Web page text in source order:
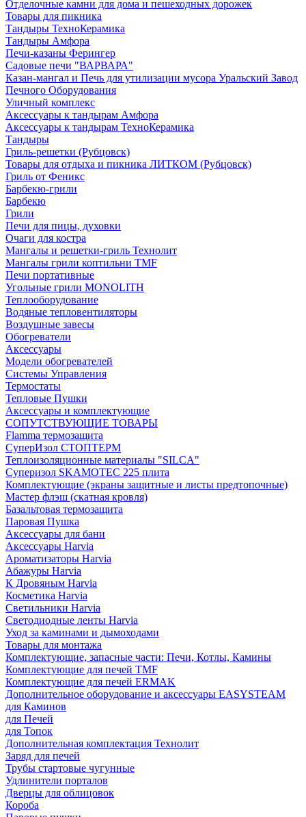
Отделочные камни для дома и пешеходных дорожек
Товары для пикника
Тандыры ТехноКерамика
Тандыры Амфора
Печи-казаны Ферингер
Садовые печи "ВАРВАРА"
Казан-мангал и Печь для утилизации мусора Уральский Завод
Печного Оборудования
Уличный комплекс
Аксессуары к тандырам Амфора
Аксессуары к тандырам ТехноКерамика
Тандыры
Гриль-решетки (Рубцовск)
Товары для отдыха и пикника ЛИТКОМ (Рубцовск)
Гриль от Феникс
Барбекю-грили
Барбекю
Грили
Печи для пицы, духовки
Очаги для костра
Мангалы и решетки-гриль Технолит
Мангалы грили коптильни TMF
Печи портативные
Угольные грили MONOLITH
Теплооборудование
Водяные тепловентиляторы
Воздушные завесы
Обогреватели
Аксессуары
Модели обогревателей
Системы Управления
Термостаты
Тепловые Пушки
Аксессуары и комплектующие
СОПУТСТВУЮЩИЕ ТОВАРЫ
Flamma термозащита
СуперИзол СТОПТЕРМ
Теплоизоляционные материалы "SILCA"
Суперизол SKAMOTEC 225 плита
Комплектующие (экраны защитные и листы предтопочные)
Мастер флэш (скатная кровля)
Базальтовая термозащита
Паровая Пушка
Аксессуары для бани
Аксессуары Harvia
Ароматизаторы Harvia
Абажуры Harvia
К Дровяным Harvia
Косметика Harvia
Светильники Harvia
Светодиодные ленты Harvia
Уход за каминами и дымоходами
Товары для монтажа
Комплектующие, запасные части: Печи, Котлы, Камины
Комплектующие для печей TMF
Комплектующие для печей ERMAK
Дополнительное оборудование и аксессуары EASYSTEAM
для Каминов
для Печей
для Топок
Дополнительная комплектация Технолит
Заряд для печей
Трубы стартовые чугунные
Удлинители порталов
Дверцы для облицовок
Короба